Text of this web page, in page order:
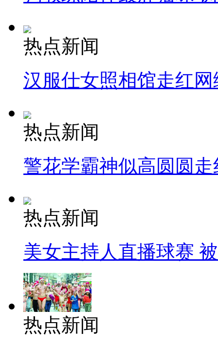
热点新闻
汉服仕女照相馆走红网
热点新闻
警花学霸神似高圆圆走
热点新闻
美女主持人直播球赛
热点新闻